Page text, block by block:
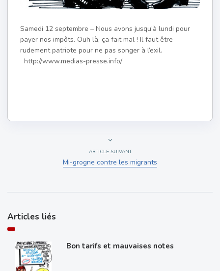
Samedi 12 septembre – Nous avons jusqu’à lundi pour
payer nos impôts. Ouh là, ça fait mal ! Il faut être
rudement patriote pour ne pas songer à l’exil.
http://www.medias-presse.info/
ARTICLE SUIVANT
Mi-grogne contre les migrants
Articles liés
Bon tarifs et mauvaises notes